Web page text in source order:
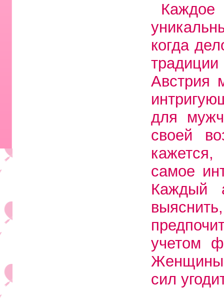
когда
Австрия
для
своей
самое
Каждый
учетом
Женщины
сил